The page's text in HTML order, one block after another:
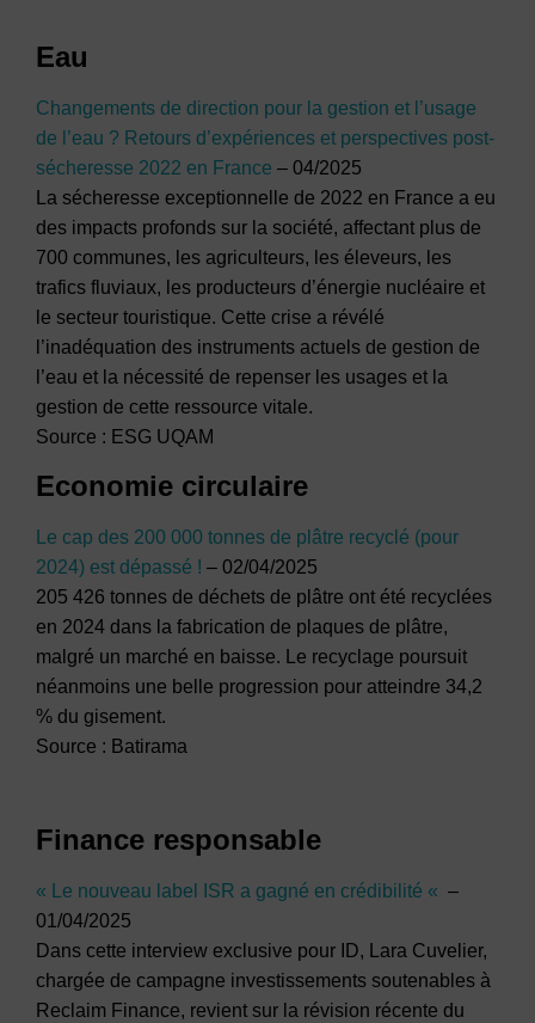
Eau
Changements de direction pour la gestion et l’usage
de l’eau ? Retours d’expériences et perspectives post-
sécheresse 2022 en France – 04/2025
La sécheresse exceptionnelle de 2022 en France a eu
des impacts profonds sur la société, affectant plus de
700 communes, les agriculteurs, les éleveurs, les
trafics fluviaux, les producteurs d’énergie nucléaire et
le secteur touristique. Cette crise a révélé
l’inadéquation des instruments actuels de gestion de
l’eau et la nécessité de repenser les usages et la
gestion de cette ressource vitale.
Source : ESG UQAM
Economie circulaire
Le cap des 200 000 tonnes de plâtre recyclé (pour
2024) est dépassé ! – 02/04/2025
205 426 tonnes de déchets de plâtre ont été recyclées
en 2024 dans la fabrication de plaques de plâtre,
malgré un marché en baisse. Le recyclage poursuit
néanmoins une belle progression pour atteindre 34,2
% du gisement.
Source : Batirama
Finance responsable
« Le nouveau label ISR a gagné en crédibilité « –
01/04/2025
Dans cette interview exclusive pour ID, Lara Cuvelier,
chargée de campagne investissements soutenables à
Reclaim Finance, revient sur la révision récente du